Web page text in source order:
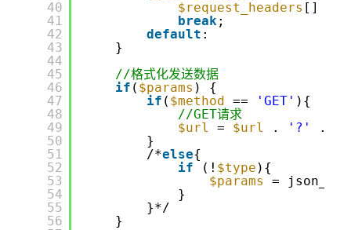
40
41
42
43
44
45
46
47
48
49
50
51
52
53
54
55
56
$request_headers [] =
break;
default :
}
//格式化发送数据
if ( $params ) {
if ( $method == 'GET' ){
//GET请求
$url
= $url . '?'
.
}
/*else{
if
(! $type ){
$params
=
}
}*/
}